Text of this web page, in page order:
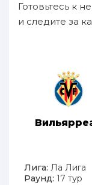
Готовьтесь к
и следите за
Лига: Ла Лига
Раунд: 17 тур